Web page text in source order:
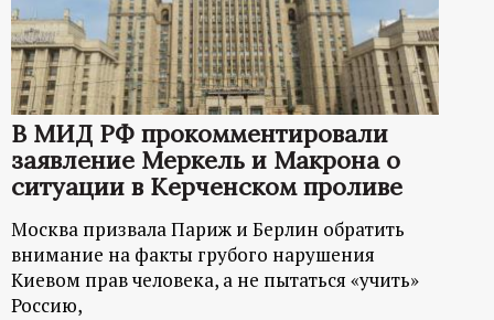
й
п
о
р
т
а
В МИД РФ прокомментировали
заявление Меркель и Макрона о
ситуации в Керченском проливе
Москва призвала Париж и Берлин обратить
внимание на факты грубого нарушения
Киевом прав человека, а не пытаться «учить»
Россию,